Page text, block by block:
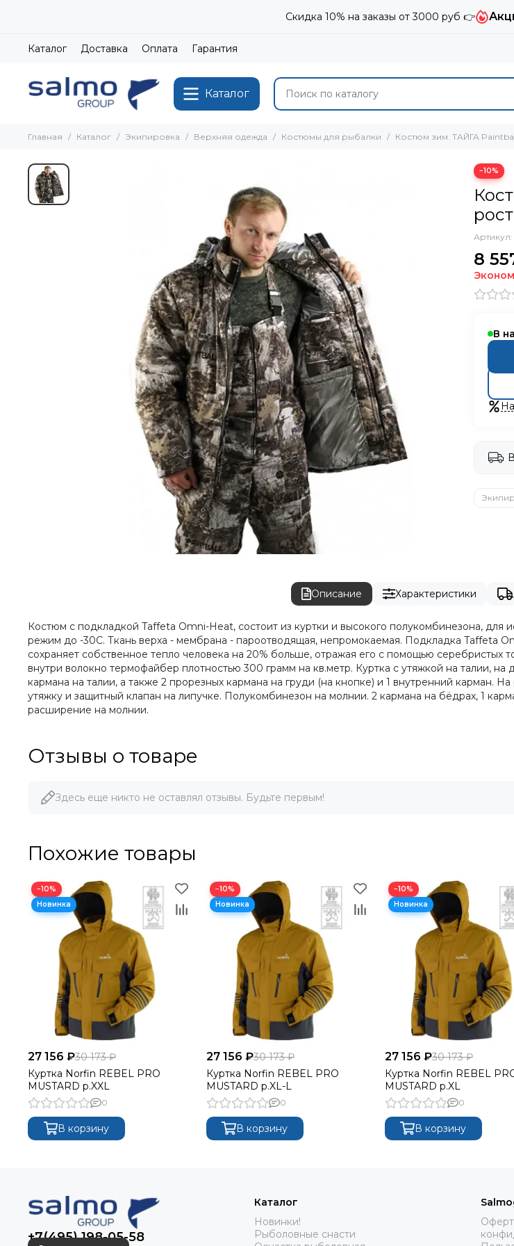
Скидка 10% на заказы от 3000 руб 👉
Каталог Доставка Оплата Гарантия
Каталог
Главная Каталог Экипировка Верхняя одежда Костюмы для рыбалки Костюм зим. ТАЙГА
−10%
Артикул:
8
В
Описание Характеристики
Костюм с подкладкой Taffeta Omni-Heat, состоит из куртки и высокого полукомбинезона, для
режим до -30С. Ткань верха - мембрана - пароотводящая, непромокаемая. Подкладка Taffeta
сохраняет собственное тепло человека на 20% больше, отражая его с помощью серебристых
внутри волокно термофайбер плотностью 300 грамм на кв.метр. Куртка с утяжкой на талии,
кармана на талии, а также 2 прорезных кармана на груди (на кнопке) и 1 внутренний карман.
утяжку и защитный клапан на липучке. Полукомбинезон на молнии. 2 кармана на бёдрах, 1
расширение на молнии.
Отзывы о товаре
Здесь еще никто не оставлял отзывы. Будьте первым!
Похожие товары
−10%
27 156 ₽30 173 ₽
Куртка Norfin REBEL PRO
MUSTARD р.XXL
0
В корзину
−10%
27 156 ₽30 173 ₽
Куртка Norfin REBEL PRO
MUSTARD р.XL-L
0
В корзину
−10%
27 156 ₽30 173 ₽
Куртка Norfin REBEL
MUSTARD р.XL
0
В корзину
+7(495) 198-05-58
Каталог
Новинки!
Рыболовные снасти